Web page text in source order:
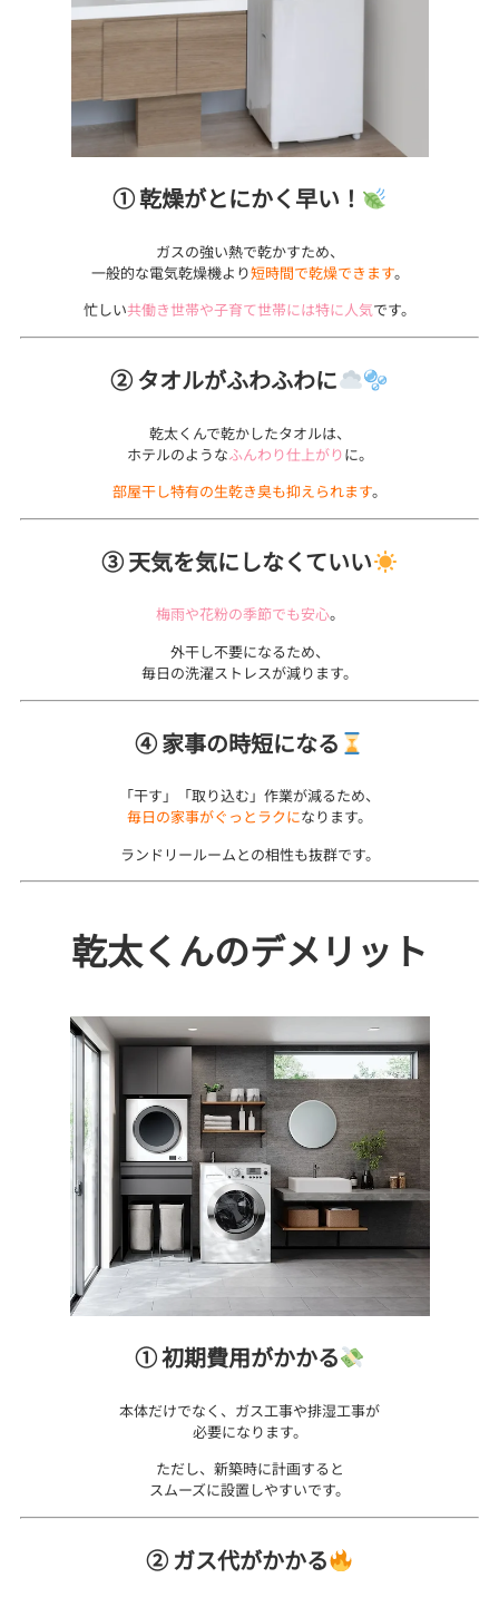
① 乾燥がとにかく早い！
ガスの強い熱で乾かすため、
一般的な電気乾燥機より短時間で乾燥できます。
忙しい共働き世帯や子育て世帯には特に人気です。
② タオルがふわふわに
乾太くんで乾かしたタオルは、
ホテルのようなふんわり仕上がりに。
部屋干し特有の生乾き臭も抑えられます。
③ 天気を気にしなくていい
梅雨や花粉の季節でも安心。
外干し不要になるため、
毎日の洗濯ストレスが減ります。
④ 家事の時短になる
「干す」「取り込む」作業が減るため、
毎日の家事がぐっとラクになります。
ランドリールームとの相性も抜群です。
乾太くんのデメリット
① 初期費用がかかる
本体だけでなく、ガス工事や排湿工事が
必要になります。
ただし、新築時に計画すると
スムーズに設置しやすいです。
② ガス代がかかる